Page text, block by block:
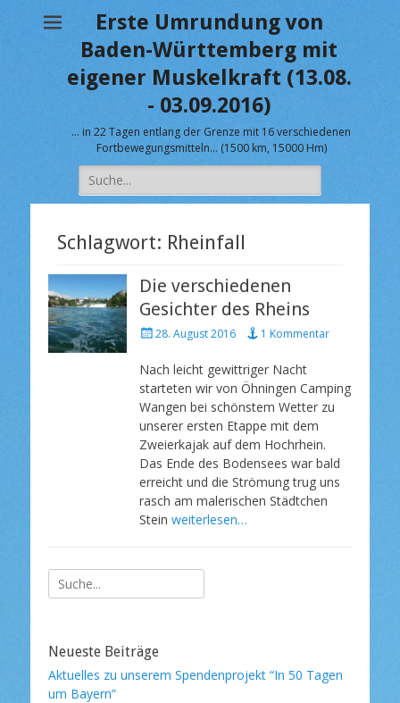
Erste Umrundung von
Baden-Württemberg mit
eigener Muskelkraft (13.08.
- 03.09.2016)
… in 22 Tagen entlang der Grenze mit 16 verschiedenen
Fortbewegungsmitteln… (1500 km, 15000 Hm)
Suche
nach:
Schlagwort: Rheinfall
Die verschiedenen
Gesichter des Rheins
V
r
f
f
e
n
t
l
c
h
m
28. August 2016 1 Kommentar
Nach leicht gewittriger Nacht
starteten wir von Öhningen Camping
Wangen bei schönstem Wetter zu
unserer ersten Etappe mit dem
Zweierkajak auf dem Hochrhein.
Das Ende des Bodensees war bald
erreicht und die Strömung trug uns
rasch am malerischen Städtchen
Stein weiterlesen…
Suche
nach:
Neueste Beiträge
Aktuelles zu unserem Spendenprojekt “In 50 Tagen
um Bayern”